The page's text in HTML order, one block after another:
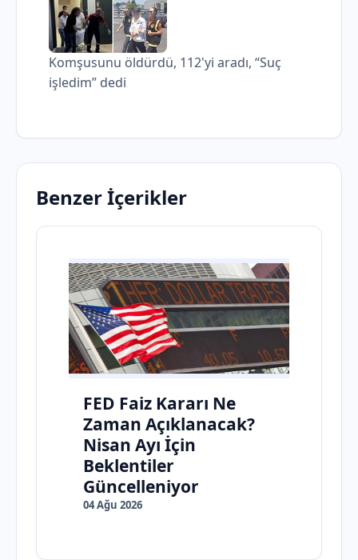
Komşusunu öldürdü, 112'yi aradı, “Suç
işledim” dedi
Benzer İçerikler
FED Faiz Kararı Ne
Zaman Açıklanacak?
Nisan Ayı İçin
Beklentiler
Güncelleniyor
04 Ağu 2026